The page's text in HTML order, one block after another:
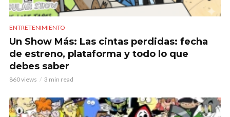
ENTRETENIMIENTO
Un Show Más: Las cintas perdidas: fecha
de estreno, plataforma y todo lo que
debes saber
860 views 3 min read